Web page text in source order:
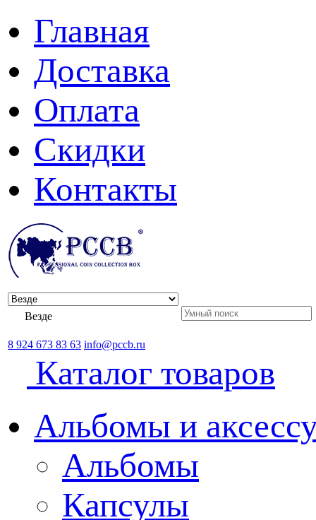
Главная
Доставка
Оплата
Скидки
Контакты
Везде
8 924 673 83 63 info@pccb.ru
Каталог товаров
Альбомы и
Альбомы
Капсулы